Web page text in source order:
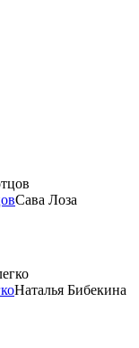
Сава Лоза
Наталья Бибекина